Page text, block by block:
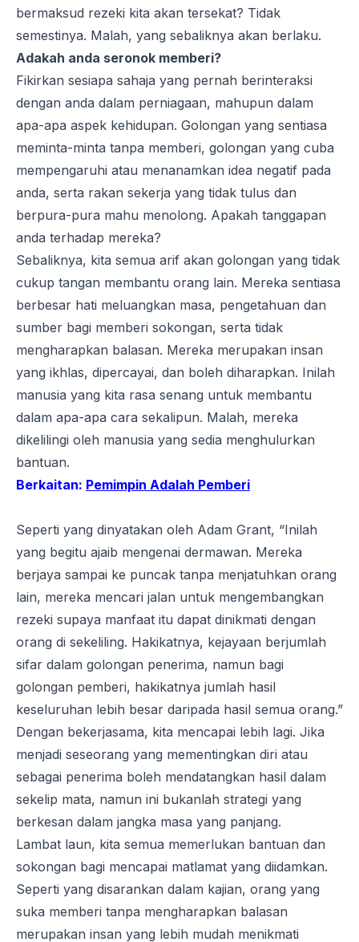
bermaksud rezeki kita akan tersekat? Tidak
semestinya. Malah, yang sebaliknya akan berlaku.
Adakah anda seronok memberi?
Fikirkan sesiapa sahaja yang pernah berinteraksi
dengan anda dalam perniagaan, mahupun dalam
apa-apa aspek kehidupan. Golongan yang sentiasa
meminta-minta tanpa memberi, golongan yang cuba
mempengaruhi atau menanamkan idea negatif pada
anda, serta rakan sekerja yang tidak tulus dan
berpura-pura mahu menolong. Apakah tanggapan
anda terhadap mereka?
Sebaliknya, kita semua arif akan golongan yang tidak
cukup tangan membantu orang lain. Mereka sentiasa
berbesar hati meluangkan masa, pengetahuan dan
sumber bagi memberi sokongan, serta tidak
mengharapkan balasan. Mereka merupakan insan
yang ikhlas, dipercayai, dan boleh diharapkan. Inilah
manusia yang kita rasa senang untuk membantu
dalam apa-apa cara sekalipun. Malah, mereka
dikelilingi oleh manusia yang sedia menghulurkan
bantuan.
Berkaitan: Pemimpin Adalah Pemberi
Seperti yang dinyatakan oleh Adam Grant, “Inilah
yang begitu ajaib mengenai dermawan. Mereka
berjaya sampai ke puncak tanpa menjatuhkan orang
lain, mereka mencari jalan untuk mengembangkan
rezeki supaya manfaat itu dapat dinikmati dengan
orang di sekeliling. Hakikatnya, kejayaan berjumlah
sifar dalam golongan penerima, namun bagi
golongan pemberi, hakikatnya jumlah hasil
keseluruhan lebih besar daripada hasil semua orang.”
Dengan bekerjasama, kita mencapai lebih lagi. Jika
menjadi seseorang yang mementingkan diri atau
sebagai penerima boleh mendatangkan hasil dalam
sekelip mata, namun ini bukanlah strategi yang
berkesan dalam jangka masa yang panjang.
Lambat laun, kita semua memerlukan bantuan dan
sokongan bagi mencapai matlamat yang diidamkan.
Seperti yang disarankan dalam kajian, orang yang
suka memberi tanpa mengharapkan balasan
merupakan insan yang lebih mudah menikmati